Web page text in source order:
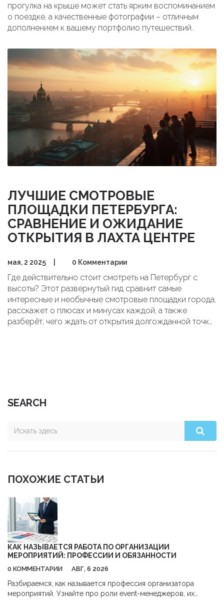
прогулка на крыше может стать ярким воспоминанием
о поездке, а качественные фотографии – отличным
дополнением к вашему портфолио путешествий.
ЛУЧШИЕ СМОТРОВЫЕ
ПЛОЩАДКИ ПЕТЕРБУРГА:
СРАВНЕНИЕ И ОЖИДАНИЕ
ОТКРЫТИЯ В ЛАХТА ЦЕНТРЕ
мая, 2 2025 0 Комментарии
Где действительно стоит смотреть на Петербург с
высоты? Этот развернутый гид сравнит самые
интересные и необычные смотровые площадки города,
расскажет о плюсах и минусах каждой, а также
разберёт, чего ждать от открытия долгожданной точки
SEARCH
ПОХОЖИЕ СТАТЬИ
КАК НАЗЫВАЕТСЯ РАБОТА ПО ОРГАНИЗАЦИИ
МЕРОПРИЯТИЙ: ПРОФЕССИИ И ОБЯЗАННОСТИ
0 КОММЕНТАРИИ АВГ, 6 2026
Разбираемся, как называется профессия организатора
мероприятий. Узнайте про роли event-менеджеров, их